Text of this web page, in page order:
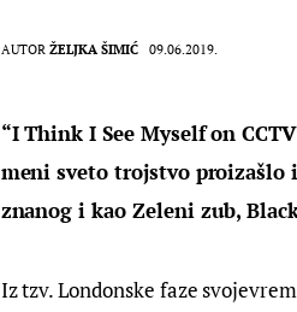
AUTOR ŽELJKA ŠIMIĆ 09.06.2019.
“I Think I See Myself on
meni sveto trojstvo proizašlo
znanog i kao Zeleni zub,
Iz tzv. Londonske faze